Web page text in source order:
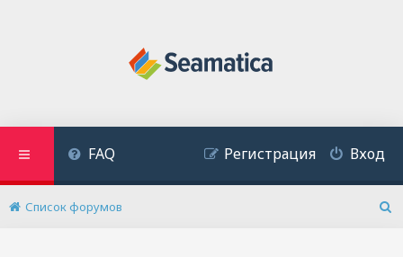
FAQ Вход
Регистрация
Список форумов